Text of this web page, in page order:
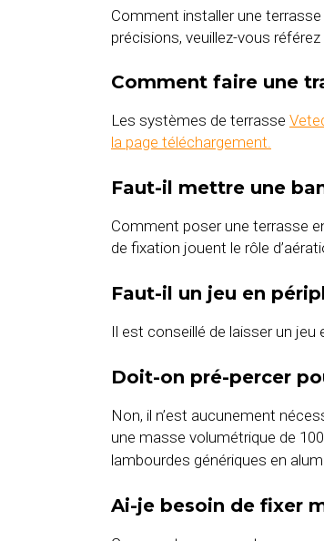
Comment installer une
précisions, veuillez-vous
Comment faire une
Les systèmes de terrasse
la page téléchargement.
Faut-il mettre une
Comment poser une terrasse
de fixation jouent le rôle
Faut-il un jeu en
Il est conseillé de laisser un
Doit-on pré-percer
Non, il n’est aucunement
une masse volumétrique de
lambourdes génériques en
Ai-je besoin de fixer